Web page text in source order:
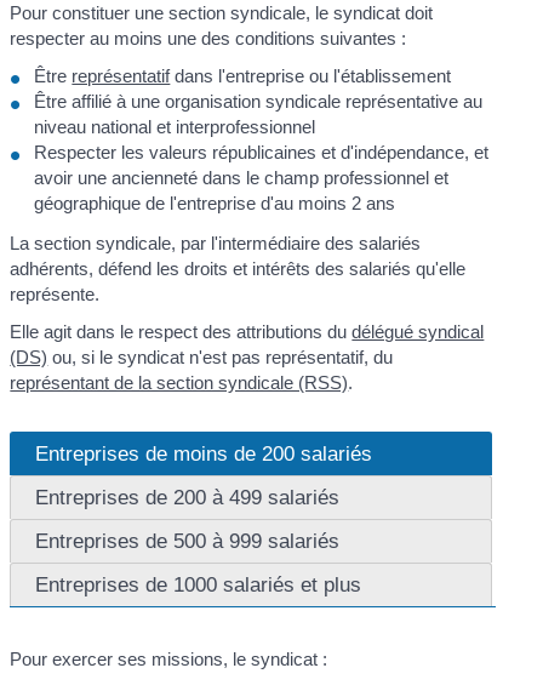
Pour constituer une section syndicale, le syndicat doit
respecter au moins une des conditions suivantes :
Être représentatifdans l'entreprise ou l'établissement
Être affilié à une organisation syndicale représentative au
niveau national et interprofessionnel
Respecter les valeurs républicaines et d'indépendance, et
avoir une ancienneté dans le champ professionnel et
géographique de l'entreprise d'au moins 2 ans
La section syndicale, par l'intermédiaire des salariés
adhérents, défend les droits et intérêts des salariés qu'elle
représente.
Elle agit dans le respect des attributions dudélégué syndical
(DS) ou, si le syndicat n'est pas représentatif, du
représentant de la section syndicale (RSS).
Entreprises de moins de 200 salariés
Entreprises de 200 à 499 salariés
Entreprises de 500 à 999 salariés
Entreprises de 1000 salariés et plus
Pour exercer ses missions, le syndicat :